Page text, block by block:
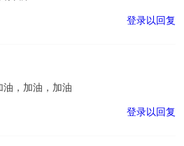
登录以回复
，加油，加油
登录以回复